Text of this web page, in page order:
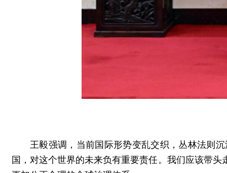
王毅强调，当前国际形势变乱交织，丛林法则
国，对这个世界的未来负有重要责任。我们应该带